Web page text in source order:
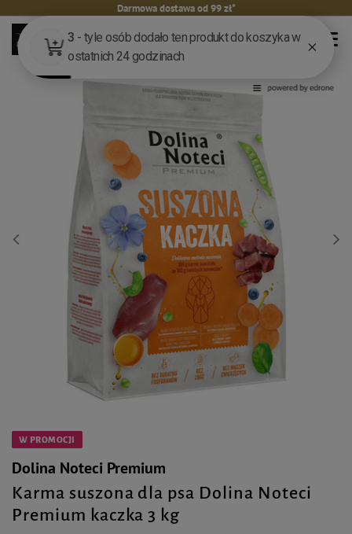
Darmowa dostawa od 99 zł*
W PROMOCJI
Dolina Noteci Premium
Karma suszona dla psa Dolina Noteci
Premium kaczka 3 kg